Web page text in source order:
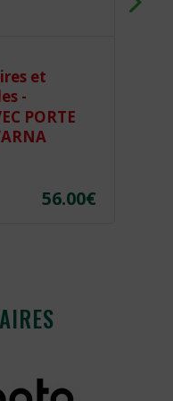
et
-
PORTE
56.00€